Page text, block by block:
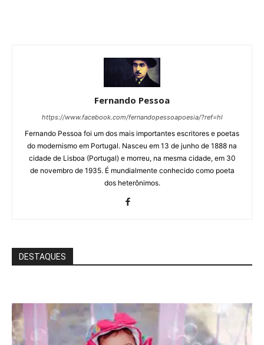
Fernando Pessoa
https://www.facebook.com/fernandopessoapoesia/?ref=hl
Fernando Pessoa foi um dos mais importantes escritores e poetas
do modernismo em Portugal. Nasceu em 13 de junho de 1888 na
cidade de Lisboa (Portugal) e morreu, na mesma cidade, em 30
de novembro de 1935. É mundialmente conhecido como poeta
dos heterônimos.
DESTAQUES